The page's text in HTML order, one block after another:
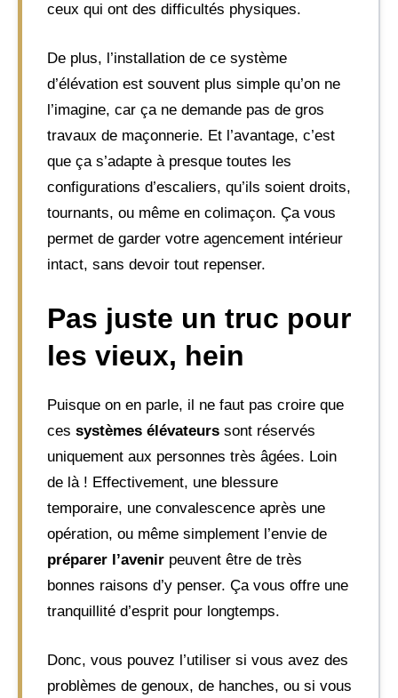
ceux qui ont des difficultés physiques.
De plus, l’installation de ce système
d’élévation est souvent plus simple qu’on ne
l’imagine, car ça ne demande pas de gros
travaux de maçonnerie. Et l’avantage, c’est
que ça s’adapte à presque toutes les
configurations d’escaliers, qu’ils soient droits,
tournants, ou même en colimaçon. Ça vous
permet de garder votre agencement intérieur
intact, sans devoir tout repenser.
Pas juste un truc pour
les vieux, hein
Puisque on en parle, il ne faut pas croire que
ces systèmes élévateurs sont réservés
uniquement aux personnes très âgées. Loin
de là ! Effectivement, une blessure
temporaire, une convalescence après une
opération, ou même simplement l’envie de
préparer l’avenir peuvent être de très
bonnes raisons d’y penser. Ça vous offre une
tranquillité d’esprit pour longtemps.
Donc, vous pouvez l’utiliser si vous avez des
problèmes de genoux, de hanches, ou si vous